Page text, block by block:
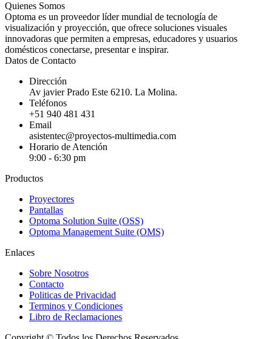
Quienes Somos
Optoma es un proveedor líder mundial de tecnología de
visualización y proyección, que ofrece soluciones visuales
innovadoras que permiten a empresas, educadores y usuarios
domésticos conectarse, presentar e inspirar.
Datos de Contacto
Dirección
Av javier Prado Este 6210. La Molina.
Teléfonos
+51 940 481 431
Email
asistentec@proyectos-multimedia.com
Horario de Atención
9:00 - 6:30 pm
Productos
Proyectores
Pantallas
Optoma Solution Suite (OSS)
Optoma Management Suite (OMS)
Enlaces
Sobre Nosotros
Contacto
Politicas de Privacidad
Terminos y Condiciones
Libro de Reclamaciones